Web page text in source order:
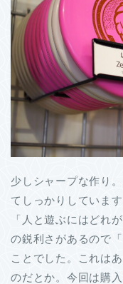
少しシャープな作り
てしっかりしていま
「人と遊ぶにはどれ
の鋭利さがあるので
ことでした。これは
のだとか。今回は購入